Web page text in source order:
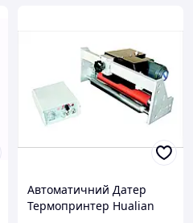
Автоматичний Датер
Термопринтер Hualian